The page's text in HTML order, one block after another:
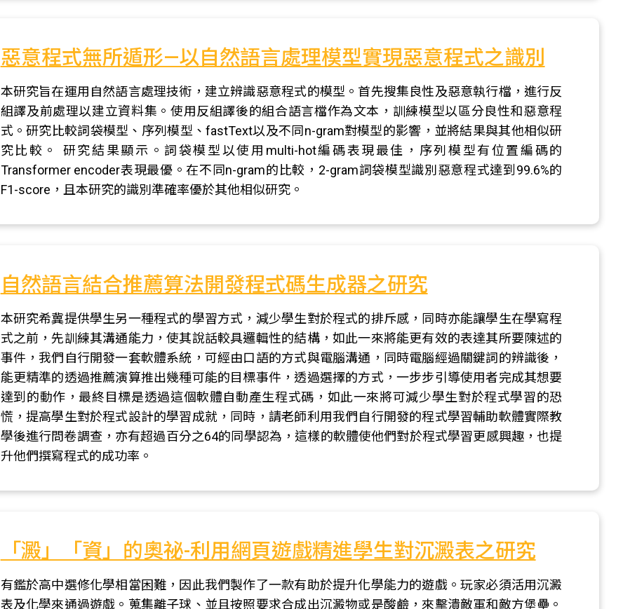
惡意程式無所遁形—以自然語言處理模型實現惡意程式之識別
本研究旨在運用自然語言處理技術，建立辨識惡意程式的模型。首先搜集良性及惡意執行檔，進行反
組譯及前處理以建立資料集。使用反組譯後的組合語言檔作為文本，訓練模型以區分良性和惡意程
式。研究比較詞袋模型、序列模型、fastText以及不同n-gram對模型的影響，並將結果與其他相似研
究比較。 研究結果顯示。詞袋模型以使用multi-hot編碼表現最佳，序列模型有位置編碼的
Transformer encoder表現最優。在不同n-gram的比較，2-gram詞袋模型識別惡意程式達到99.6%的
F1-score，且本研究的識別準確率優於其他相似研究。
自然語言結合推薦算法開發程式碼生成器之研究
本研究希冀提供學生另一種程式的學習方式，減少學生對於程式的排斥感，同時亦能讓學生在學寫程
式之前，先訓練其溝通能力，使其說話較具邏輯性的結構，如此一來將能更有效的表達其所要陳述的
事件，我們自行開發一套軟體系統，可經由口語的方式與電腦溝通，同時電腦經過關鍵詞的辨識後，
能更精準的透過推薦演算推出幾種可能的目標事件，透過選擇的方式，一步步引導使用者完成其想要
達到的動作，最終目標是透過這個軟體自動產生程式碼，如此一來將可減少學生對於程式學習的恐
慌，提高學生對於程式設計的學習成就，同時，請老師利用我們自行開發的程式學習輔助軟體實際教
學後進行問卷調查，亦有超過百分之64的同學認為，這樣的軟體使他們對於程式學習更感興趣，也提
升他們撰寫程式的成功率。
「澱」「資」的奧祕-利用網頁遊戲精進學生對沉澱表之研究
有鑑於高中選修化學相當困難，因此我們製作了一款有助於提升化學能力的遊戲。玩家必須活用沉澱
表及化學來通過遊戲。蒐集離子球、並且按照要求合成出沉澱物或是酸鹼，來擊潰敵軍和敵方堡壘。